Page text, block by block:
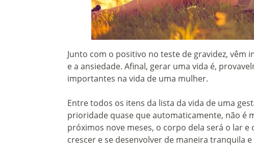
Junto com o positivo no teste de gravidez,
e a ansiedade. Afinal, gerar uma vida é,
importantes na vida de uma mulher.
Entre todos os itens da lista da vida de uma
prioridade quase que automaticamente, não é
próximos nove meses, o corpo dela será o lar
crescer e se desenvolver de maneira tranquila